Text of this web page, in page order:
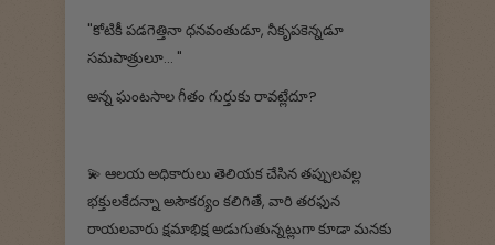
"కోటికీ పడగెత్తినా ధనవంతుడూ, నీకృపకెన్నడూ
సమపాత్రులూ... "
అన్న ఘంటసాల గీతం గుర్తుకు రావట్లేదూ?
💫‌ ఆలయ అధికారులు తెలియక చేసిన తప్పులవల్ల
భక్తులకేదన్నా అసౌకర్యం కలిగితే, వారి తరఫున
రాయలవారు క్షమాభిక్ష అడుగుతున్నట్లుగా కూడా మనకు